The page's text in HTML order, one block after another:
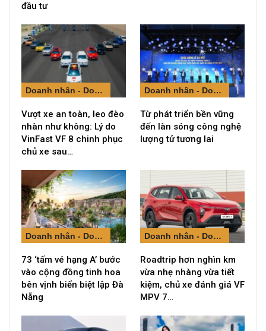
đầu tư
Doanh nhân - Doanh nghiệp
Vượt xe an toàn, leo đèo
nhàn như không: Lý do
VinFast VF 8 chinh phục
chủ xe sau…
Doanh nhân - Doanh nghiệp
Từ phát triển bền vững
đến làn sóng công nghệ
lượng tử tương lai
Doanh nhân - Doanh nghiệp
73 ‘tấm vé hạng A’ bước
vào cộng đồng tinh hoa
bên vịnh biển biệt lập Đà
Nẵng
Doanh nhân - Doanh nghiệp
Roadtrip hơn nghìn km
vừa nhẹ nhàng vừa tiết
kiệm, chủ xe đánh giá VF
MPV 7…